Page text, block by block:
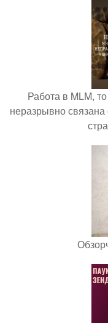
Работа в MLM,
неразрывно связана